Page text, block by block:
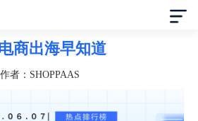
商出海早知道
作者：SHOPPAAS